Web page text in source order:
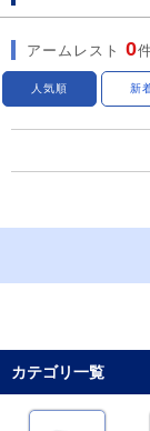
アームレスト 0
人気順 新
カテゴリ一覧